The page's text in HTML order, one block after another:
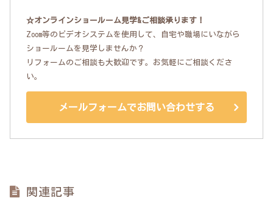
☆オンラインショールーム見学&ご相談承ります！
Zoom等のビデオシステムを使用して、自宅や職場にいながら
ショールームを見学しませんか？
リフォームのご相談も大歓迎です。お気軽にご相談くださ
い。
メールフォームでお問い合わせする
関連記事